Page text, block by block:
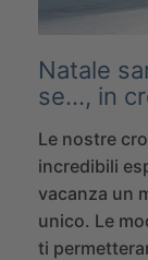
Natale
se…, in
Le nostre
incredibili
vacanza un
unico. Le
ti